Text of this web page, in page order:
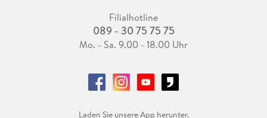
Filialhotline
089 - 30 75 75 75
Mo. - Sa. 9.00 - 18.00 Uhr
Laden Sie unsere App herunter.